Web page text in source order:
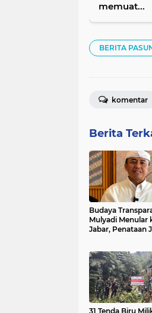
memuat...
BERITA
komentar
Berita
Budaya
Mulyadi Menular
Jabar, Penataan
31 Tenda Biru